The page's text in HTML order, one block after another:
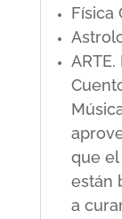
Física
que
están
a